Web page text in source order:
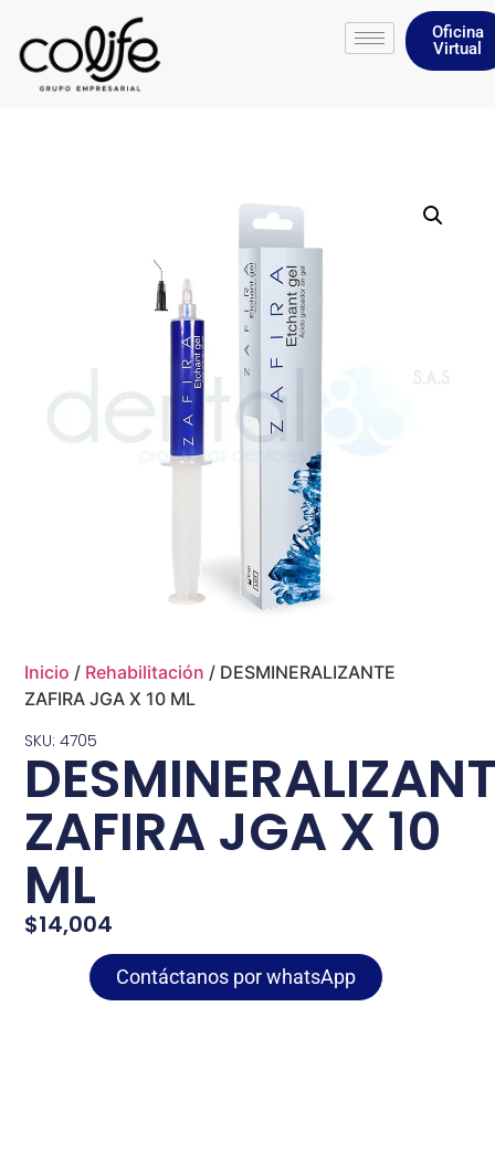
Oficina
Virtual
Inicio / Rehabilitación / DESMINERALIZANTE
ZAFIRA JGA X 10 ML
SKU: 4705
ZAFIRA JGA X 10
ML
$14,004
Contáctanos por whatsApp